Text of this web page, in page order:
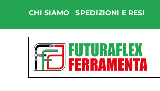
CHI SIAMO SPEDIZIONI E RESI